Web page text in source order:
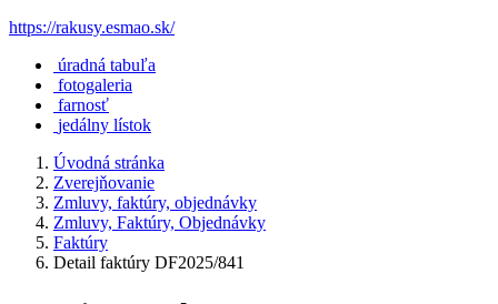
https://rakusy.esmao.sk/
úradná tabuľa
fotogaleria
farnosť
jedálny lístok
Úvodná stránka
Zverejňovanie
Zmluvy, faktúry, objednávky
Zmluvy, Faktúry, Objednávky
Faktúry
Detail faktúry DF2025/841